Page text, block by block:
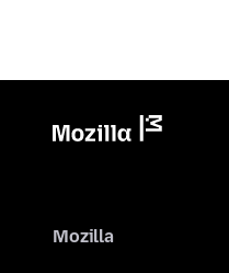
Mozilla